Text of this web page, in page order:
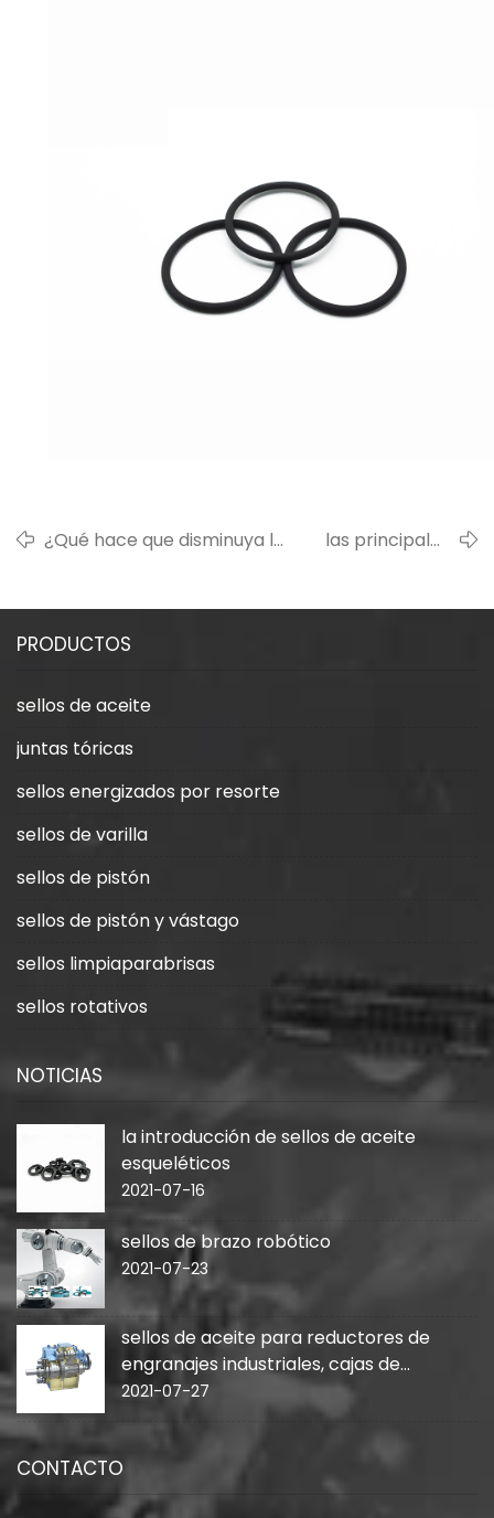
¿Qué hace que disminuya la
las principales
PRODUCTOS
sellos de aceite
juntas tóricas
sellos energizados por resorte
sellos de varilla
sellos de pistón
sellos de pistón y vástago
sellos limpiaparabrisas
sellos rotativos
NOTICIAS
la introducción de sellos de aceite
esqueléticos
2021-07-16
sellos de brazo robótico
2021-07-23
sellos de aceite para reductores de
engranajes industriales, cajas de
cambios
2021-07-27
CONTACTO